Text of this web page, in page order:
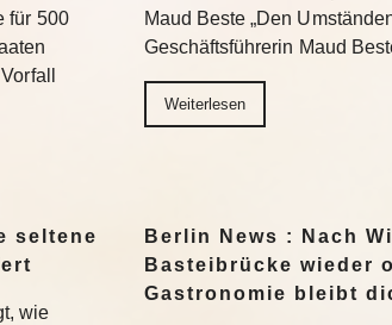
für 500
Maud Beste „Den
Geschäftsführerin Maud
Weiterlesen
seltene
wie
Berlin News : Nach
Basteibrücke wieder
Gastronomie bleibt